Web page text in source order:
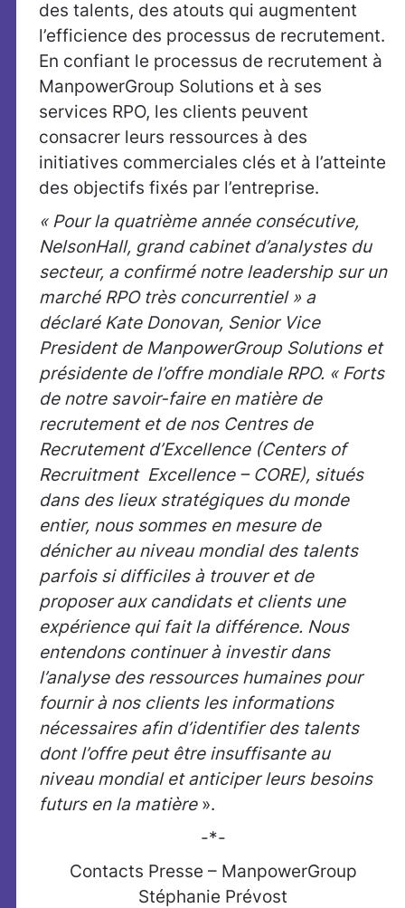
des talents, des atouts qui augmentent
l’efficience des processus de recrutement.
En confiant le processus de recrutement à
ManpowerGroup Solutions et à ses
services RPO, les clients peuvent
consacrer leurs ressources à des
initiatives commerciales clés et à l’atteinte
des objectifs fixés par l’entreprise.
« Pour la quatrième année consécutive,
NelsonHall, grand cabinet d’analystes du
secteur, a confirmé notre leadership sur un
marché RPO très concurrentiel » a
déclaré Kate Donovan, Senior Vice
President de ManpowerGroup Solutions et
présidente de l’offre mondiale RPO. « Forts
de notre savoir-faire en matière de
recrutement et de nos Centres de
Recrutement d’Excellence (Centers of
Recruitment Excellence – CORE), situés
dans des lieux stratégiques du monde
entier, nous sommes en mesure de
dénicher au niveau mondial des talents
parfois si difficiles à trouver et de
proposer aux candidats et clients une
expérience qui fait la différence. Nous
entendons continuer à investir dans
l’analyse des ressources humaines pour
fournir à nos clients les informations
nécessaires afin d’identifier des talents
dont l’offre peut être insuffisante au
niveau mondial et anticiper leurs besoins
futurs en la matière».
-*-
Contacts Presse – ManpowerGroup
Stéphanie Prévost